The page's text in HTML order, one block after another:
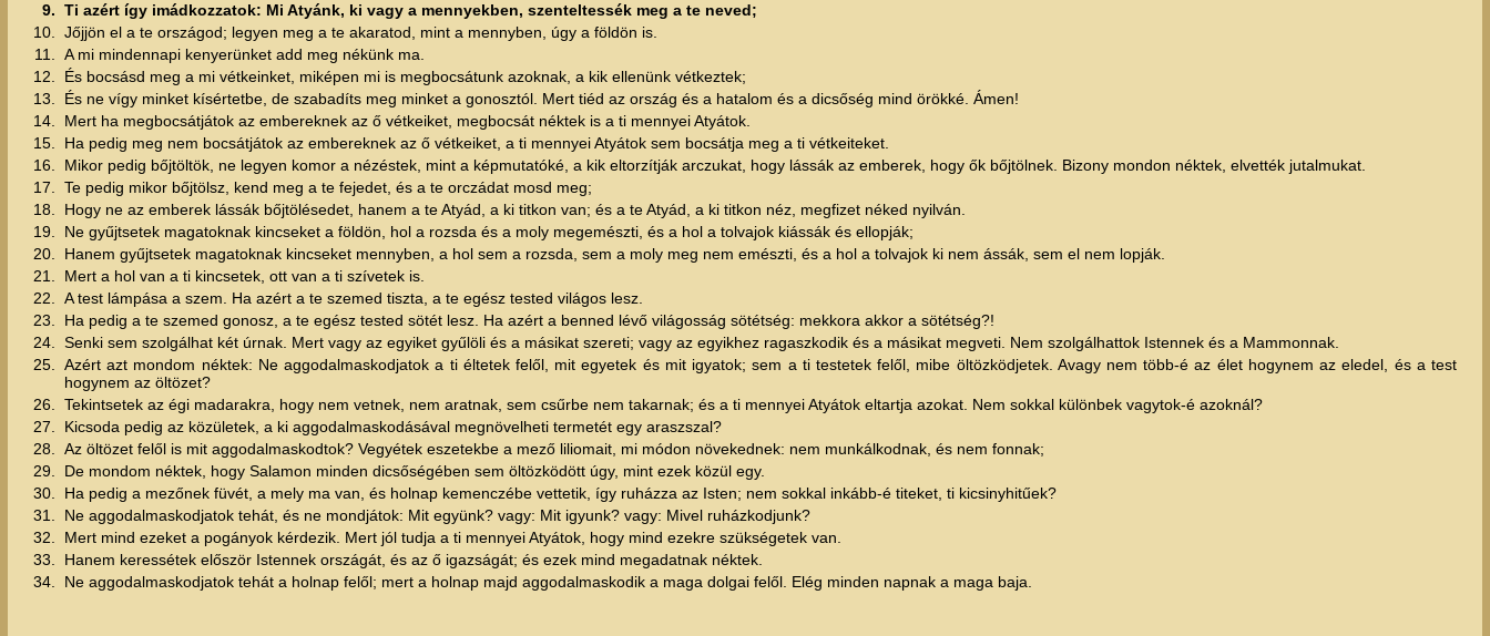
9. Ti azért így imádkozzatok: Mi Atyánk, ki vagy a mennyekben, szenteltessék meg a te neved;
10.
Jőjjön el a te országod; legyen meg a te akaratod, mint a mennyben, úgy a földön is.
11.
A mi mindennapi kenyerünket add meg nékünk ma.
12.
És bocsásd meg a mi vétkeinket, miképen mi is megbocsátunk azoknak, a kik ellenünk vétkeztek;
13.
És ne vígy minket kísértetbe, de szabadíts meg minket a gonosztól. Mert tiéd az ország és a hatalom és a dicsőség mind örökké. Ámen!
14.
Mert ha megbocsátjátok az embereknek az ő vétkeiket, megbocsát néktek is a ti mennyei Atyátok.
15.
Ha pedig meg nem bocsátjátok az embereknek az ő vétkeiket, a ti mennyei Atyátok sem bocsátja meg a ti vétkeiteket.
16.
Mikor pedig bőjtöltök, ne legyen komor a nézéstek, mint a képmutatóké, a kik eltorzítják arczukat, hogy lássák az emberek, hogy ők bőjtölnek. Bizony mondon néktek, elvették jutalmukat.
17.
Te pedig mikor bőjtölsz, kend meg a te fejedet, és a te orczádat mosd meg;
18.
Hogy ne az emberek lássák bőjtölésedet, hanem a te Atyád, a ki titkon van; és a te Atyád, a ki titkon néz, megfizet néked nyilván.
19.
Ne gyűjtsetek magatoknak kincseket a földön, hol a rozsda és a moly megemészti, és a hol a tolvajok kiássák és ellopják;
20.
Hanem gyűjtsetek magatoknak kincseket mennyben, a hol sem a rozsda, sem a moly meg nem emészti, és a hol a tolvajok ki nem ássák, sem el nem lopják.
21.
Mert a hol van a ti kincsetek, ott van a ti szívetek is.
22.
A test lámpása a szem. Ha azért a te szemed tiszta, a te egész tested világos lesz.
23.
Ha pedig a te szemed gonosz, a te egész tested sötét lesz. Ha azért a benned lévő világosság sötétség: mekkora akkor a sötétség?!
24.
Senki sem szolgálhat két úrnak. Mert vagy az egyiket gyűlöli és a másikat szereti; vagy az egyikhez ragaszkodik és a másikat megveti. Nem szolgálhattok Istennek és a Mammonnak.
25.
Azért azt mondom néktek: Ne aggodalmaskodjatok a ti éltetek felől, mit egyetek és mit igyatok; sem a ti testetek felől, mibe öltözködjetek. Avagy nem több-é az élet hogynem az eledel, és a test
hogynem az öltözet?
26.
Tekintsetek az égi madarakra, hogy nem vetnek, nem aratnak, sem csűrbe nem takarnak; és a ti mennyei Atyátok eltartja azokat. Nem sokkal különbek vagytok-é azoknál?
27.
Kicsoda pedig az közületek, a ki aggodalmaskodásával megnövelheti termetét egy araszszal?
28.
Az öltözet felől is mit aggodalmaskodtok? Vegyétek eszetekbe a mező liliomait, mi módon növekednek: nem munkálkodnak, és nem fonnak;
29.
De mondom néktek, hogy Salamon minden dicsőségében sem öltözködött úgy, mint ezek közül egy.
30.
Ha pedig a mezőnek füvét, a mely ma van, és holnap kemenczébe vettetik, így ruházza az Isten; nem sokkal inkább-é titeket, ti kicsinyhitűek?
31.
Ne aggodalmaskodjatok tehát, és ne mondjátok: Mit együnk? vagy: Mit igyunk? vagy: Mivel ruházkodjunk?
32.
Mert mind ezeket a pogányok kérdezik. Mert jól tudja a ti mennyei Atyátok, hogy mind ezekre szükségetek van.
33.
Hanem keressétek először Istennek országát, és az ő igazságát; és ezek mind megadatnak néktek.
34.
Ne aggodalmaskodjatok tehát a holnap felől; mert a holnap majd aggodalmaskodik a maga dolgai felől. Elég minden napnak a maga baja.